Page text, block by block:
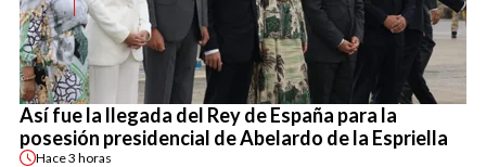
Así fue la llegada del Rey de España para la
posesión presidencial de Abelardo de la Espriella
Hace3 horas